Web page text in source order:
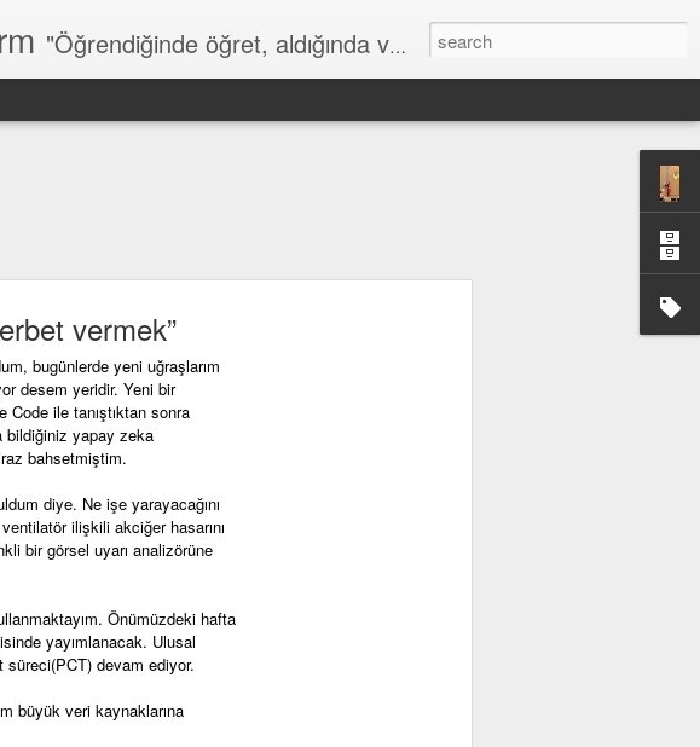
"Öğrendiğinde öğret, aldığında ver."
vermek”
bugünlerde yeni uğraşlarım
desem yeridir. Yeni bir
Code ile tanıştıktan sonra
bildiğiniz yapay zeka
bahsetmiştim.
diye. Ne işe yarayacağını
ilişkili akciğer hasarını
bir görsel uyarı analizörüne
Önümüzdeki hafta
yayımlanacak. Ulusal
süreci(PCT) devam ediyor.
büyük veri kaynaklarına